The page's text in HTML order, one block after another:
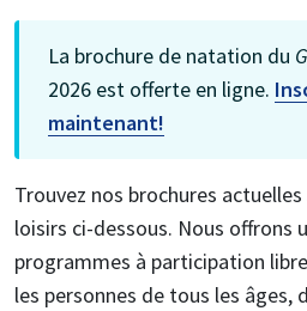
La brochure de natation du
2026 est offerte en ligne.
maintenant!
Trouvez nos brochures
loisirs ci-dessous. Nous offrons
programmes à participation
les personnes de tous les âges,